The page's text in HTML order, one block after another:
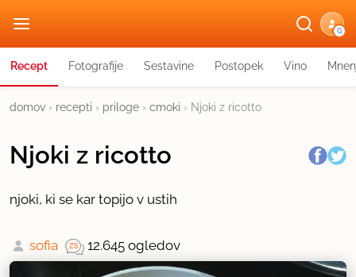
G
Recept Fotografije Sestavine Postopek Vino
domov › recepti › priloge › cmoki › Njoki z ricotto
Njoki z ricotto
njoki, ki se kar topijo v ustih
sofia 12.645 ogledov